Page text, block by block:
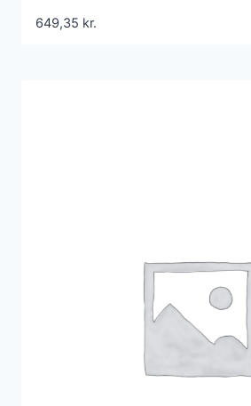
649,35 kr.